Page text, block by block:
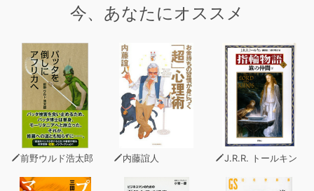
リーダーとして仕事をしているうちに、
何を目指していけばよいのか、今自分は何のために働いて
いるのか、
分からなくなってしまう瞬間はありませんか？
本書は、そんなふとした迷いや悩みをいだいたことのある
リーダーのあなたに
今、あなたにオススメ
前野ウルド浩太郎 内藤誼人 J.R.R. トールキン